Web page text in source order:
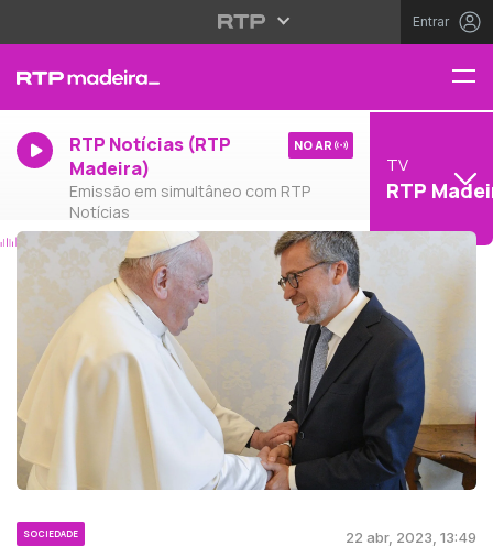
Entrar
RTP Notícias (RTP
Madeira)
Emissão em simultâneo com RTP
Notícias
NO AR
TV
RTP
SOCIEDADE 22 abr, 2023, 13:49